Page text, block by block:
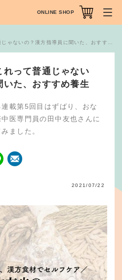
ないの？漢方指導員に聞いた、おすすめ養生
って普通じゃない
た、おすすめ養生
載第5回目はずばり、おな
医専門員の田中友也さんに
ました。
2021/07/22
ONLINE SHOP